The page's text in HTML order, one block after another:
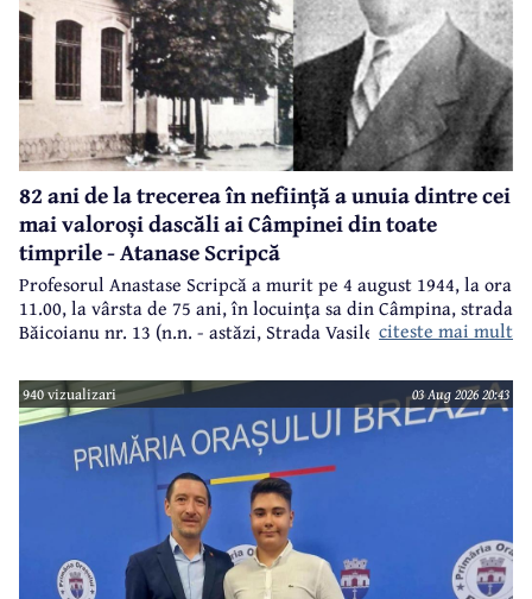
82 ani de la trecerea în neființă a unuia dintre cei
mai valoroși dascăli ai Câmpinei din toate
timprile - Atanase Scripcă
Profesorul Anastase Scripcă a murit pe 4 august 1944, la ora
11.00, la vârsta de 75 ani, în locuinţa sa din Câmpina, strada
Băicoianu nr. 13 (n.n. - astăzi, Strada Vasile Alecsandri).
Ulterior, meşterul popular Nicolae Goage aşează aici, în
memoria sa şi a soţiei, Maria Scripcă, o troiţă din lemn
sculptat,care astăzi, din păcate, nu mai există.
citeste mai mult
940 vizualizari 03 Aug 2026 20:43